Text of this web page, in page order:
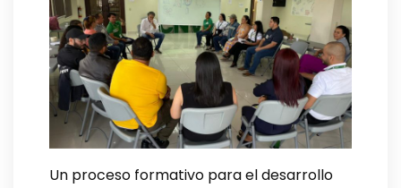
Un proceso formativo para el desarrollo